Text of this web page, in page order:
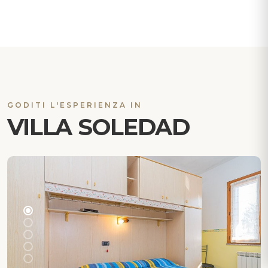
GODITI L'ESPERIENZA IN
VILLA SOLEDAD